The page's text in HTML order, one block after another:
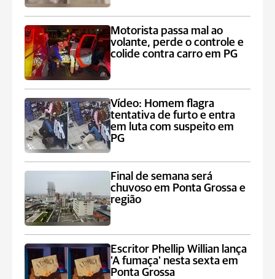
Motorista passa mal ao
volante, perde o controle e
colide contra carro em PG
Vídeo: Homem flagra
tentativa de furto e entra
em luta com suspeito em
PG
Final de semana será
chuvoso em Ponta Grossa e
região
Escritor Phellip Willian lança
'A fumaça' nesta sexta em
Ponta Grossa